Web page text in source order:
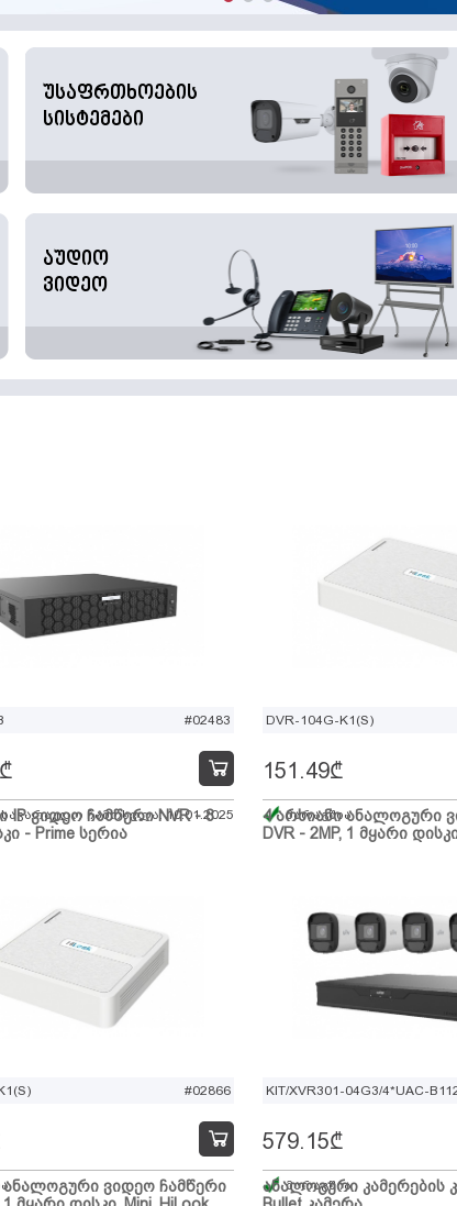
უსაფრთხოების
სისტემები
აუდიო
ვიდეო
#02483
IP ვიდეო ჩამწერი NVR - 8
- Prime სერია
₾
სავარაუდო ჩამოსვლა: 10.01.2025
DVR-104G-K1(S)
4 არხიანი ანალოგური
DVR - 2MP, 1 მყარი
151.49₾
მარაგშია
#02866
ანალოგური ვიდეო ჩამწერი
KIT/XVR301-04G3/4*UAC-
ანალოგური კამერების
579.15₾
მარაგშია